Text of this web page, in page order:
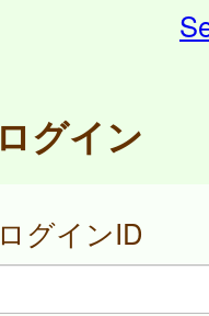
ログイン
ログインID